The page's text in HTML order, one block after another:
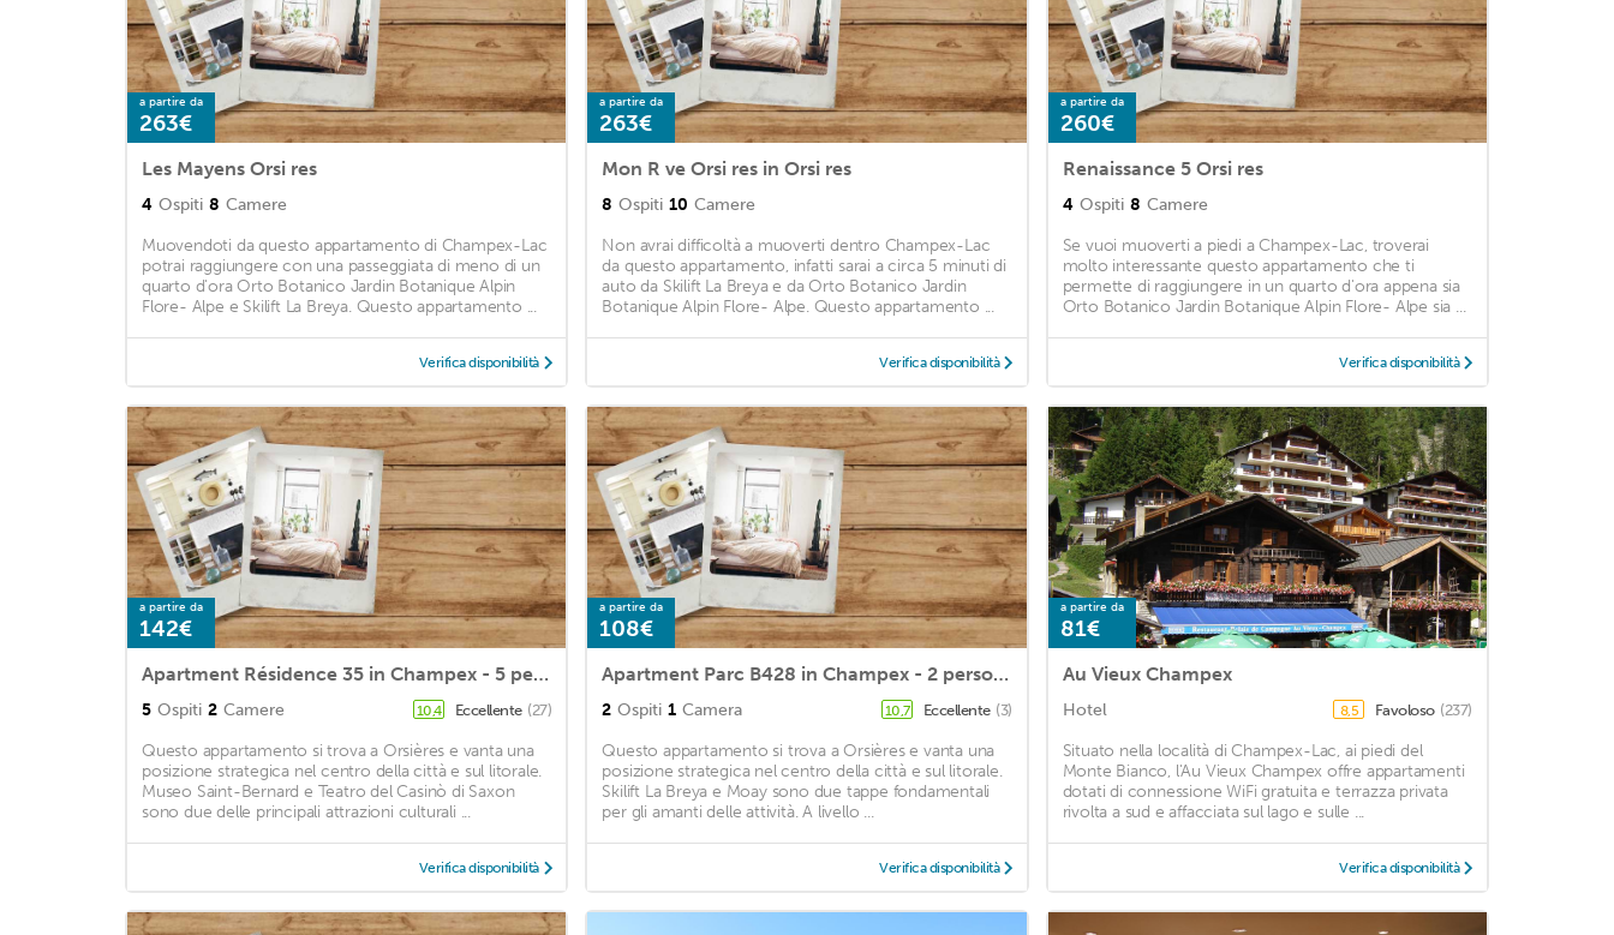
a partire da
263€
Les Mayens Orsi res
4 Ospiti 8 Camere
Muovendoti da questo appartamento di Champex-Lac
potrai raggiungere con una passeggiata di meno di un
quarto d'ora Orto Botanico Jardin Botanique Alpin
Flore- Alpe e Skilift La Breya. Questo appartamento ...
Verifica disponibilità
a partire da
263€
Mon R ve Orsi res in Orsi res
8 Ospiti 10 Camere
Non avrai difficoltà a muoverti dentro Champex-Lac
da questo appartamento, infatti sarai a circa 5 minuti di
auto da Skilift La Breya e da Orto Botanico Jardin
Botanique Alpin Flore- Alpe. Questo appartamento ...
Verifica disponibilità
a partire da
260€
Renaissance 5 Orsi res
4 Ospiti 8 Camere
Se vuoi muoverti a piedi a Champex-Lac, troverai
molto interessante questo appartamento che ti
permette di raggiungere in un quarto d'ora appena sia
Orto Botanico Jardin Botanique Alpin Flore- Alpe sia ...
Verifica disponibilità
a partire da
142€
Apartment Résidence 35 in Champex - 5 persons, 2 bedrooms
5 Ospiti 2 Camere 10,4 Eccellente (27)
Questo appartamento si trova a Orsières e vanta una
posizione strategica nel centro della città e sul litorale.
Museo Saint-Bernard e Teatro del Casinò di Saxon
sono due delle principali attrazioni culturali ...
Verifica disponibilità
a partire da
108€
Apartment Parc B428 in Champex - 2 persons, 1 bedrooms
2 Ospiti 1 Camera 10,7 Eccellente (3)
Questo appartamento si trova a Orsières e vanta una
posizione strategica nel centro della città e sul litorale.
Skilift La Breya e Moay sono due tappe fondamentali
per gli amanti delle attività. A livello ...
Verifica disponibilità
a partire da
81€
Au Vieux Champex
Hotel 8,5 Favoloso (237)
Situato nella località di Champex-Lac, ai piedi del
Monte Bianco, l'Au Vieux Champex offre appartamenti
dotati di connessione WiFi gratuita e terrazza privata
rivolta a sud e affacciata sul lago e sulle ...
Verifica disponibilità